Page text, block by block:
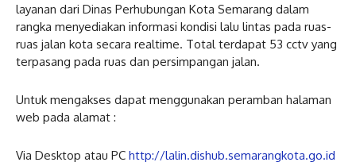
layanan dari Dinas Perhubungan Kota Semarang dalam
rangka menyediakan informasi kondisi lalu lintas pada ruas-
ruas jalan kota secara realtime. Total terdapat 53 cctv yang
terpasang pada ruas dan persimpangan jalan.
Untuk mengakses dapat menggunakan peramban halaman
web pada alamat :
Via Desktop atau PC http://lalin.dishub.semarangkota.go.id